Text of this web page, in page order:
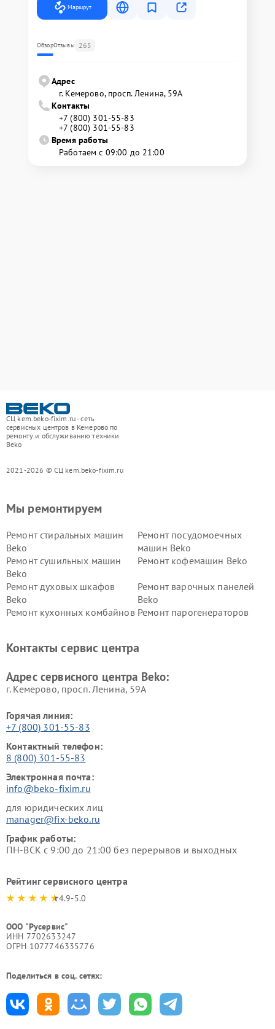
Маршрут
ОбзорОтзывы 265
Адрес
г. Кемерово, просп. Ленина, 59А
Контакты
+7 (800) 301-55-83
+7 (800) 301-55-83
Время работы
Работаем с 09:00 до 21:00
СЦ kem.beko-fixim.ru - сеть
сервисных центров в Кемерово по
ремонту и обслуживанию техники
Beko
2021-2026 © СЦ kem.beko-fixim.ru
Мы ремонтируем
Ремонт стиральных машин
Beko
Ремонт посудомоечных
машин Beko
Ремонт сушильных машин
Beko
Ремонт кофемашин Beko
Ремонт духовых шкафов
Beko
Ремонт варочных панелей
Beko
Ремонт кухонных комбайнов Ремонт парогенераторов
Ремонт холодильников Beko Ремонт морозильных камер
Контакты сервис центра
Адрес сервисного центра Beko:
г. Кемерово, просп. Ленина, 59А
Горячая линия:
+7 (800) 301-55-83
Контактный телефон:
8 (800) 301-55-83
Электронная почта:
info@beko-fixim.ru
для юридических лиц
manager@fix-beko.ru
График работы:
ПН-ВСК с 9:00 до 21:00 без перерывов и выходных
Рейтинг сервисного центра
4.9-5.0
ООО "Русервис"
ИНН 7702633247
ОГРН 1077746335776
Поделиться в соц. сетях: